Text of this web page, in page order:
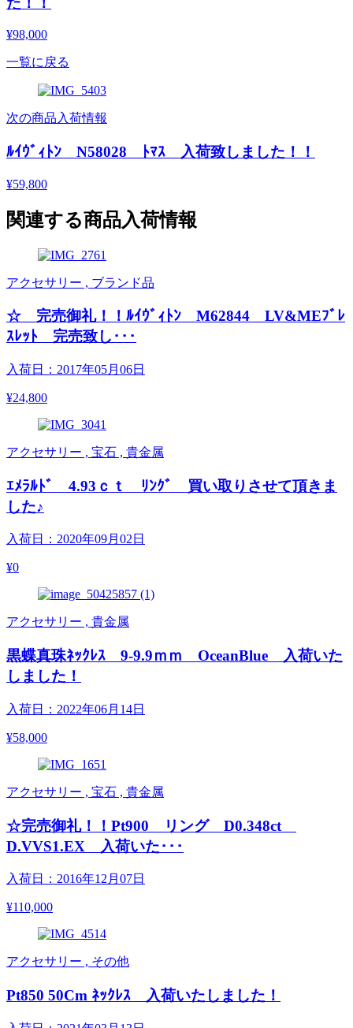
¥98,000
一覧に戻る
次の商品入荷情報
ﾙｲｳﾞｨﾄﾝ N58028 ﾄﾏｽ 入荷致しました！！
¥59,800
関連する商品入荷情報
アクセサリー , ブランド品
☆ 完売御礼！！ﾙｲｳﾞｨﾄﾝ M62844 LV&MEﾌﾞﾚ
ｽﾚｯﾄ 完売致し･･･
入荷日：2017年05月06日
¥24,800
アクセサリー , 宝石 , 貴金属
ｴﾒﾗﾙﾄﾞ 4.93ｃｔ ﾘﾝｸﾞ 買い取りさせて頂きま
した♪
入荷日：2020年09月02日
¥0
アクセサリー , 貴金属
黒蝶真珠ﾈｯｸﾚｽ 9-9.9ｍｍ OceanBlue 入荷いた
しました！
入荷日：2022年06月14日
¥58,000
アクセサリー , 宝石 , 貴金属
☆完売御礼！！Pt900 リング D0.348ct
D.VVS1.EX 入荷いた･･･
入荷日：2016年12月07日
¥110,000
アクセサリー , その他
Pt850 50Cm ﾈｯｸﾚｽ 入荷いたしました！